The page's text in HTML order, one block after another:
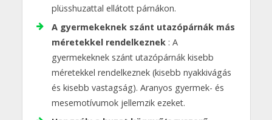
plüsshuzattal ellátott párnákon.
A gyermekeknek szánt utazópárnák más
méretekkel rendelkeznek : A
gyermekeknek szánt utazópárnák kisebb
méretekkel rendelkeznek (kisebb nyakkivágás
és kisebb vastagság). Aranyos gyermek- és
mesemotívumok jellemzik ezeket.